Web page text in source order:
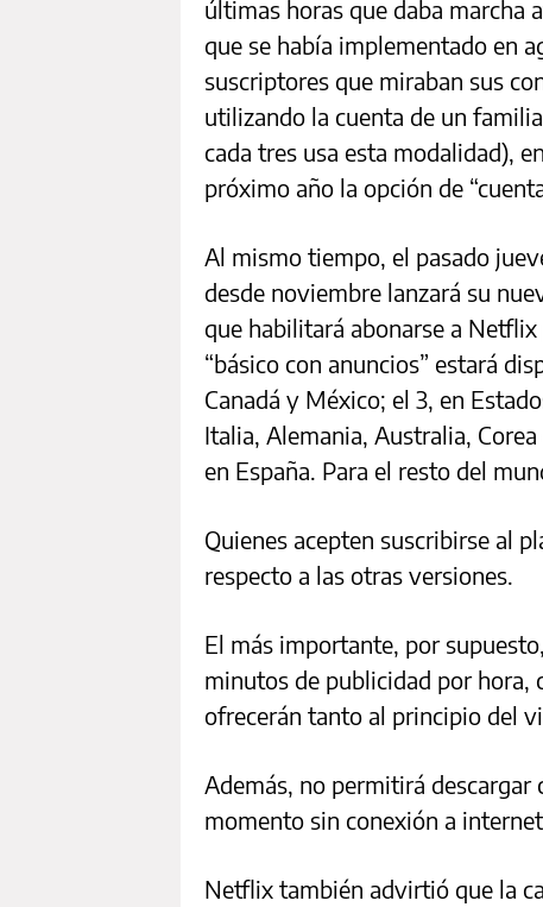
últimas horas que daba marcha
que se había implementado en
suscriptores que miraban sus
utilizando la cuenta de un
cada tres usa esta modalidad),
próximo año la opción de
Al mismo tiempo, el pasado
desde noviembre lanzará su
que habilitará abonarse a
“básico con anuncios” estará
Canadá y México; el 3, en
Italia, Alemania, Australia,
en España. Para el resto del
Quienes acepten suscribirse al
respecto a las otras versiones.
El más importante, por
minutos de publicidad por hora,
ofrecerán tanto al principio del
Además, no permitirá
momento sin conexión a
Netflix también advirtió que la